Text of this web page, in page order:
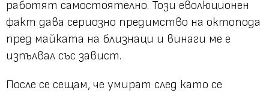
работят самостоятелно. Този еволюционен
факт дава сериозно предимство на октопода
пред майката на близнаци и винаги ме е
изпълвал със завист.
После се сещам, че умират след като се